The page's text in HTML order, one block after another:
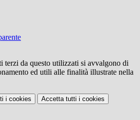
terzi da questo utilizzati si avvalgono di
ed utili alle finalità illustrate nella
i cookies Accetta tutti i cookies